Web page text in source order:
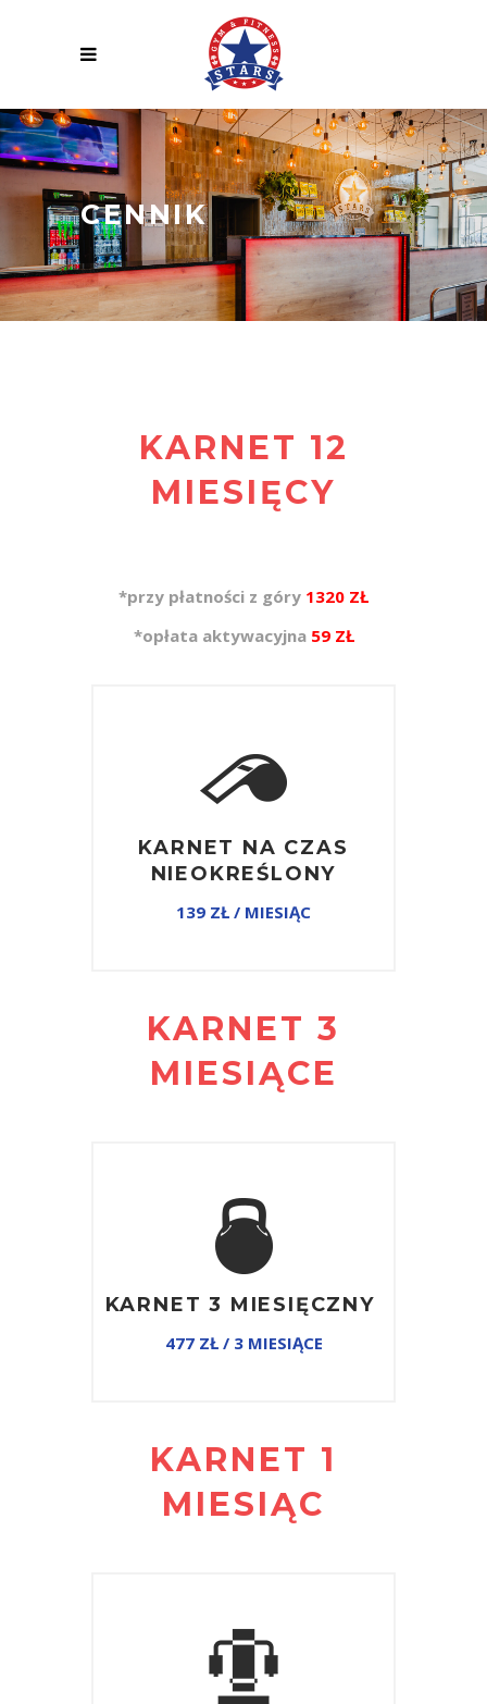
CENNIK
KARNET 12
MIESIĘCY
*przy płatności z góry 1320 ZŁ
*opłata aktywacyjna 59 ZŁ
KARNET NA CZAS
NIEOKREŚLONY
139 ZŁ / MIESIĄC
KARNET 3
MIESIĄCE
KARNET 3 MIESIĘCZNY
477 ZŁ / 3 MIESIĄCE
KARNET 1
MIESIĄC